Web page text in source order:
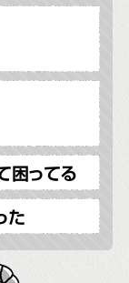
困ってる
た